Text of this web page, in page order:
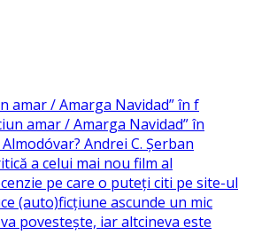
amar / Amarga Navidad” în f